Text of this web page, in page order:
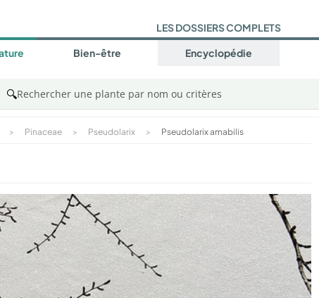
LES DOSSIERS COMPLETS
Bien-être Encyclopédie
🔍Rechercher une plante par nom ou critères
> Pinaceae > Pseudolarix > Pseudolarix amabilis